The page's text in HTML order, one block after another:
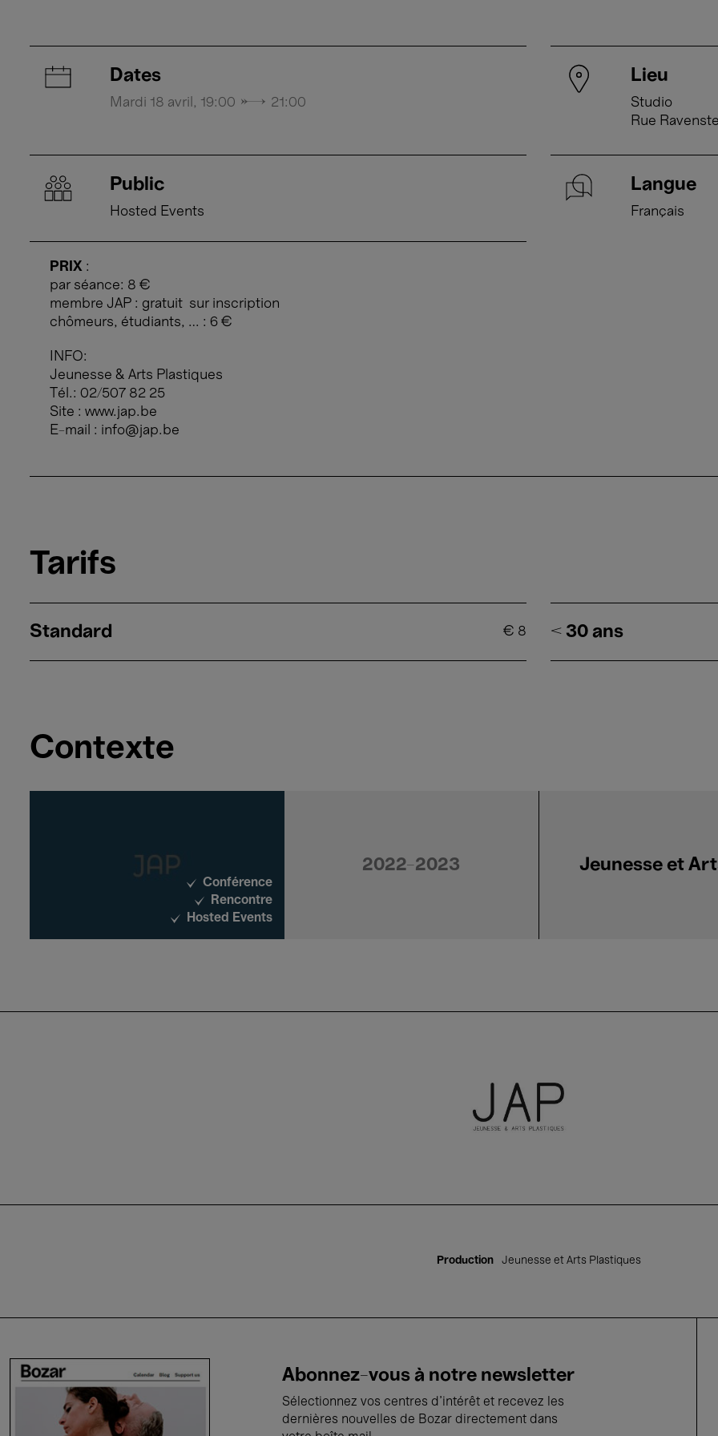
Dates
Mardi 18 avril, 19:00 → 21:00
Lieu
Studio
Rue
Public
Hosted Events
Langue
Français
PRIX :
par séance: 8 €
membre JAP : gratuit sur inscription
chômeurs, étudiants, … : 6 €
INFO:
Jeunesse & Arts Plastiques
Tél.: 02/507 82 25
Site : www.jap.be
E-mail : info@jap.be
Tarifs
Standard € 8 < 30 ans
Contexte
Conférence
Rencontre
Hosted Events
2022-2023 Jeunesse et
Production Jeunesse et Arts Plastiques
Abonnez-vous à notre newsletter
Sélectionnez vos centres d'intérêt et recevez les
dernières nouvelles de Bozar directement dans